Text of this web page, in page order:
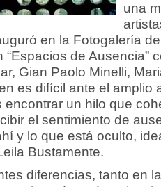
una
en la Fotogalería
“Espacios de Ausencia”
Gian Paolo Minelli,
es difícil ante el amplio
encontrar un hilo que
el sentimiento de
y lo que está oculto,
Bustamente.
diferencias, tanto en